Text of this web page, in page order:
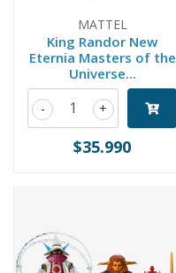
MATTEL
King Randor New
Eternia Masters of the
Universe...
+
-
$35.990